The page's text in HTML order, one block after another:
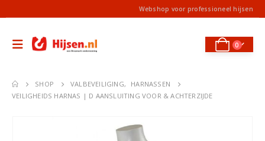
Webshop voor professioneel hijsen
0
SHOP VALBEVEILIGING,
HARNASSEN
VEILIGHEIDS HARNAS | D AANSLUITING VOOR & ACHTERZIJDE